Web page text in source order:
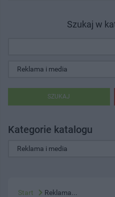
Szukaj w
SZUKAJ
Kategorie katalogu
Start Reklama...